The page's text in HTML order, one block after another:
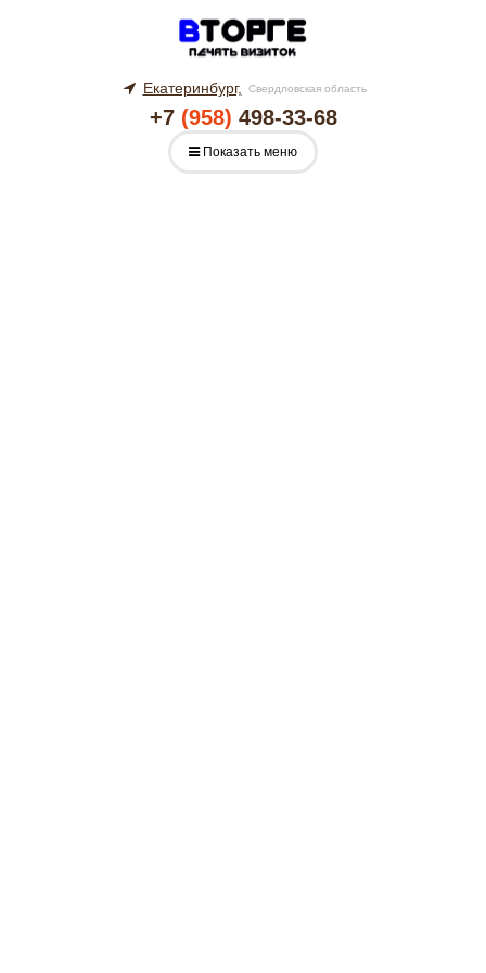
Екатеринбург, Свердловская область
+7 (958) 498-33-68
Показать меню